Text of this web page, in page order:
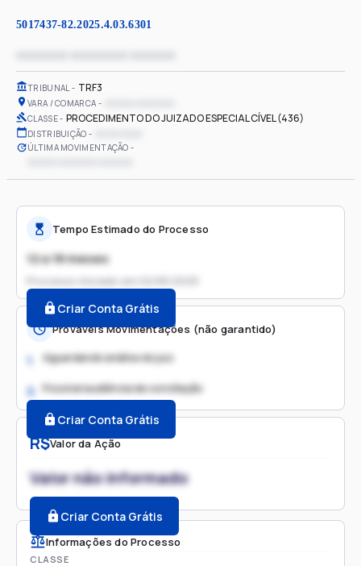
5017437-82.2025.4.03.6301
TRIBUNAL TRF3
VARA / COMARCA
CLASSE PROCEDIMENTO DO JUIZADO ESPECIAL CÍVEL (436)
DISTRIBUIÇÃO
ÚLTIMA MOVIMENTAÇÃO
R$Valor da Ação
Valor não informado
Criar Conta Grátis
Informações do Processo
CLASSE
Tempo Estimado do Processo
12 a 18 meses
Processo iniciado em
Criar Conta Grátis
Prováveis Movimentações (não garantido)
1. Aguardando análise do juiz
2. Possível audiência de conciliação
Criar Conta Grátis